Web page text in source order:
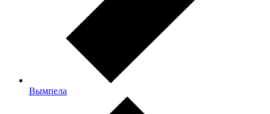
Вымпела